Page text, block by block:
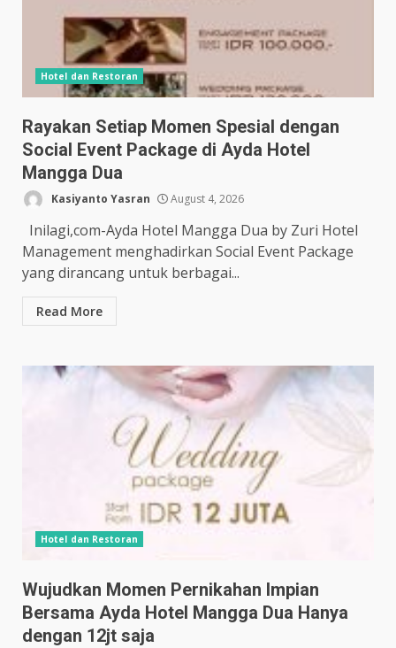
Hotel dan Restoran
Rayakan Setiap Momen Spesial dengan
Social Event Package di Ayda Hotel
Mangga Dua
Kasiyanto Yasran August 4, 2026
Inilagi,com-Ayda Hotel Mangga Dua by Zuri Hotel
Management menghadirkan Social Event Package
yang dirancang untuk berbagai...
Read More
Hotel dan Restoran
Wujudkan Momen Pernikahan Impian
Bersama Ayda Hotel Mangga Dua Hanya
dengan 12jt saja